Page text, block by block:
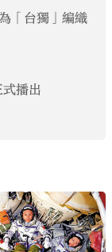
「台獨」編織
式播出